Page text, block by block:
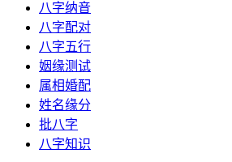
八字纳音
八字配对
八字五行
姻缘测试
属相婚配
姓名缘分
批八字
八字知识